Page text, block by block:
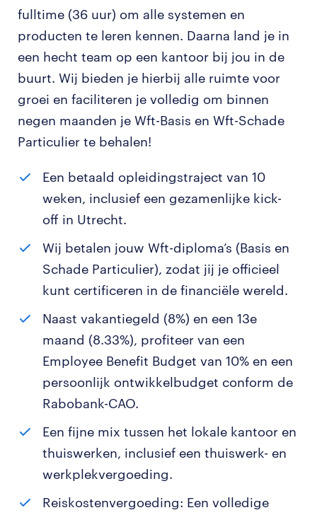
fulltime (36 uur) om alle systemen en
producten te leren kennen. Daarna land je in
een hecht team op een kantoor bij jou in de
buurt. Wij bieden je hierbij alle ruimte voor
groei en faciliteren je volledig om binnen
negen maanden je Wft-Basis en Wft-Schade
Particulier te behalen!
Een betaald opleidingstraject van 10
weken, inclusief een gezamenlijke kick-
off in Utrecht.
Wij betalen jouw Wft-diploma’s (Basis en
Schade Particulier), zodat jij je officieel
kunt certificeren in de financiële wereld.
Naast vakantiegeld (8%) en een 13e
maand (8.33%), profiteer van een
Employee Benefit Budget van 10% en een
persoonlijk ontwikkelbudget conform de
Rabobank-CAO.
Een fijne mix tussen het lokale kantoor en
thuiswerken, inclusief een thuiswerk- en
werkplekvergoeding.
Reiskostenvergoeding: Een volledige